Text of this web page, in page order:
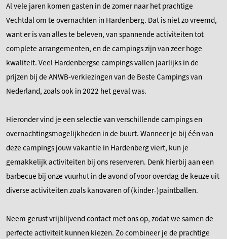
Al vele jaren komen gasten in de zomer naar het prachtige
Vechtdal om te overnachten in Hardenberg. Dat is niet zo vreemd,
want er is van alles te beleven, van spannende activiteiten tot
complete arrangementen, en de campings zijn van zeer hoge
kwaliteit. Veel Hardenbergse campings vallen jaarlijks in de
prijzen bij de ANWB-verkiezingen van de Beste Campings van
Nederland, zoals ook in 2022 het geval was.
Hieronder vind je een selectie van verschillende campings en
overnachtingsmogelijkheden in de buurt. Wanneer je bij één van
deze campings jouw vakantie in Hardenberg viert, kun je
gemakkelijk activiteiten bij ons reserveren. Denk hierbij aan een
barbecue bij onze vuurhut in de avond of voor overdag de keuze uit
diverse activiteiten zoals kanovaren of (kinder-)paintballen.
Neem gerust vrijblijvend contact met ons op, zodat we samen de
perfecte activiteit kunnen kiezen. Zo combineer je de prachtige